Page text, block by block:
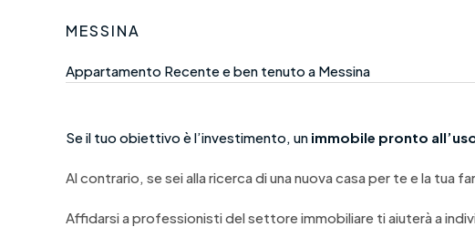
MESSINA
Appartamento Recente e ben tenuto a Messina
Se il tuo obiettivo è l’investimento, un immobile pronto
Al contrario, se sei alla ricerca di una nuova casa per te e la tua
Affidarsi a professionisti del settore immobiliare ti aiuterà a